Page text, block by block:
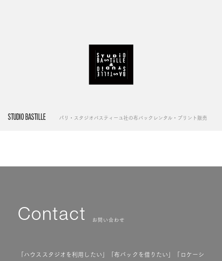
STUDIO BASTILLE パリ・スタジオバスティーユ社の布バックレンタル・プリント販売
Contact お問い合わせ
「ハウススタジオを利用したい」「布バックを借りたい」「ロケーシ